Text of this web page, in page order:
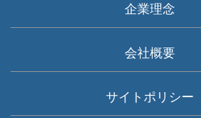
企業理念
会社概要
サイトポリシー